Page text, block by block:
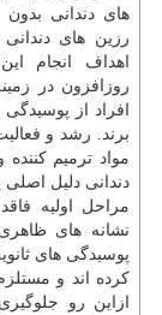
های دندانی
رزین های
اهداف انجام
روزافزون در
افراد از
برند. رشد و
مواد ترمیم
دندانی دلیل
مراحل اولیه
نشانه های
پوسیدگی های
کرده اند و
ازاین رو